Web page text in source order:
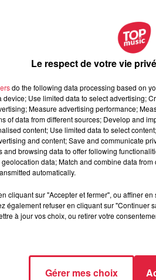
samedi 08 août 2026
08 août 2026
Le respect de votre vie
do the following data processing based on
device; Use limited data to select advertising;
Measure advertising performance;
of data from different sources; Develop and
content; Use limited data to select
and content; Save and communicate
and browsing data to offer following
data; Match and combine data
automatically.
cliquant sur "Accepter et fermer", ou affiner
également refuser en cliquant sur "Continuer
à jour vos choix, ou retirer votre
Gérer mes choix